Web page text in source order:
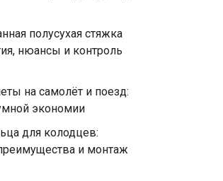
полусухая стяжка
нюансы и контроль
на самолёт и поезд:
экономии
для колодцев:
и монтаж